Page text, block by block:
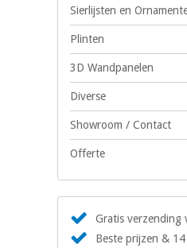
Sierlijsten en
Plinten
3D Wandpanelen
Diverse
Showroom / Contact
Offerte
Gratis verzending
Beste prijzen &